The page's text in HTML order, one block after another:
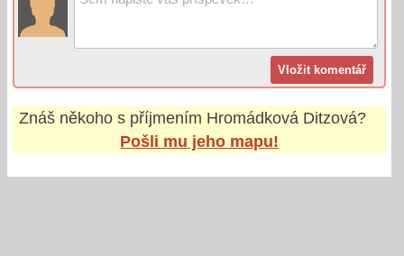
Znáš někoho s příjmením Hromádková Ditzová?
Pošli mu jeho mapu!